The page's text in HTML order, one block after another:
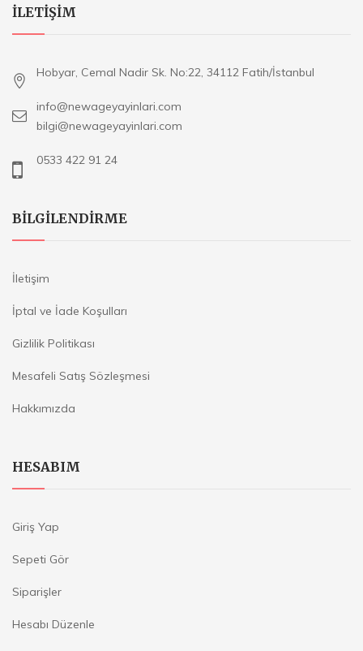
ILETIŞIM
Hobyar, Cemal Nadir Sk. No:22, 34112 Fatih/İstanbul
info@newageyayinlari.com
bilgi@newageyayinlari.com
0533 422 91 24
BILGILENDIRME
İletişim
İptal ve İade Koşulları
Gizlilik Politikası
Mesafeli Satış Sözleşmesi
Hakkımızda
HESABIM
Giriş Yap
Sepeti Gör
Siparişler
Hesabı Düzenle